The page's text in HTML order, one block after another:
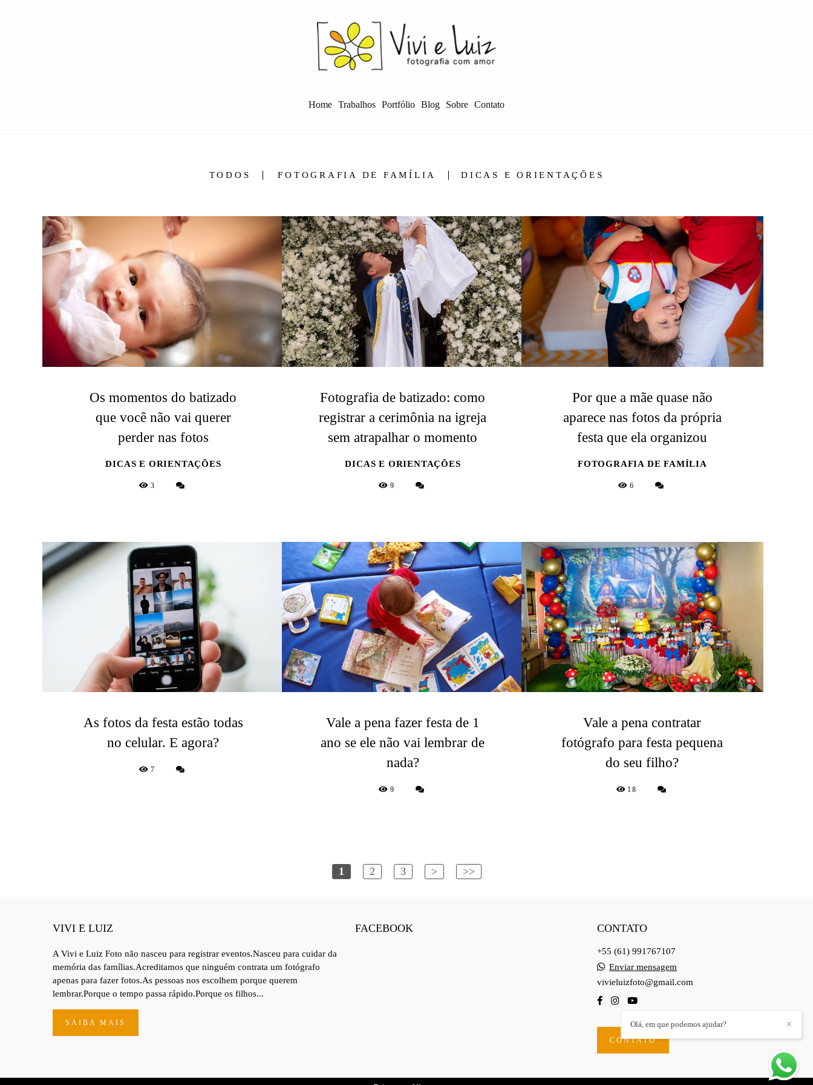
Home Trabalhos Portfólio Blog Sobre Contato
TODOS FOTOGRAFIA DE FAMÍLIA DICAS E ORIENTAÇÕES
Os momentos do batizado
que você não vai querer
perder nas fotos
DICAS E ORIENTAÇÕES
3
Fotografia de batizado: como
registrar a cerimônia na igreja
sem atrapalhar o momento
DICAS E ORIENTAÇÕES
9
Por que a mãe quase não
aparece nas fotos da própria
festa que ela organizou
FOTOGRAFIA DE FAMÍLIA
6
As fotos da festa estão todas
no celular. E agora?
7
Vale a pena fazer festa de 1
ano se ele não vai lembrar de
nada?
9
Vale a pena contratar
fotógrafo para festa pequena
do seu filho?
18
1 2 3 > >>
VIVI E LUIZ
A Vivi e Luiz Foto não nasceu para registrar eventos.Nasceu para cuidar da
memória das famílias.Acreditamos que ninguém contrata um fotógrafo
apenas para fazer fotos.As pessoas nos escolhem porque querem
lembrar.Porque o tempo passa rápido.Porque os filhos...
SAIBA MAIS
FACEBOOK CONTATO
+55 (61) 991767107
Enviar mensagem
vivieluizfoto@gmail.com
CONTATO
✕
Olá, em que podemos ajudar?